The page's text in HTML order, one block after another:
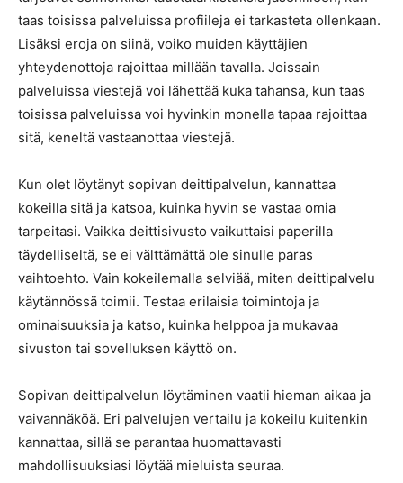
taas toisissa palveluissa profiileja ei tarkasteta ollenkaan.
Lisäksi eroja on siinä, voiko muiden käyttäjien
yhteydenottoja rajoittaa millään tavalla. Joissain
palveluissa viestejä voi lähettää kuka tahansa, kun taas
toisissa palveluissa voi hyvinkin monella tapaa rajoittaa
sitä, keneltä vastaanottaa viestejä.
Kun olet löytänyt sopivan deittipalvelun, kannattaa
kokeilla sitä ja katsoa, kuinka hyvin se vastaa omia
tarpeitasi. Vaikka deittisivusto vaikuttaisi paperilla
täydelliseltä, se ei välttämättä ole sinulle paras
vaihtoehto. Vain kokeilemalla selviää, miten deittipalvelu
käytännössä toimii. Testaa erilaisia toimintoja ja
ominaisuuksia ja katso, kuinka helppoa ja mukavaa
sivuston tai sovelluksen käyttö on.
Sopivan deittipalvelun löytäminen vaatii hieman aikaa ja
vaivannäköä. Eri palvelujen vertailu ja kokeilu kuitenkin
kannattaa, sillä se parantaa huomattavasti
mahdollisuuksiasi löytää mieluista seuraa.